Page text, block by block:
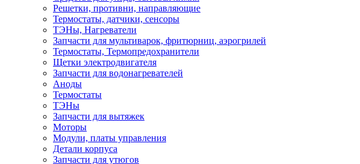
Решетки, противни, направляющие
Термостаты, датчики, сенсоры
ТЭНы, Нагреватели
Запчасти для мультиварок, фритюрниц, аэрогрилей
Термостаты, Термопредохранители
Щетки электродвигателя
Запчасти для водонагревателей
Аноды
Термостаты
ТЭНы
Запчасти для вытяжек
Моторы
Модули, платы управления
Детали корпуса
Запчасти для утюгов